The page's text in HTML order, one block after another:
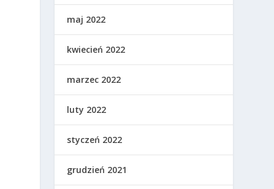
maj 2022
kwiecień 2022
marzec 2022
luty 2022
styczeń 2022
grudzień 2021